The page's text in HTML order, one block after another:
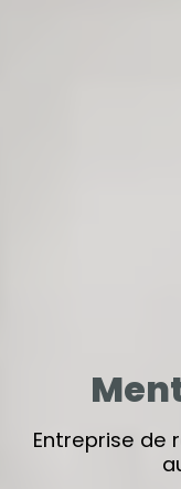
Entreprise de